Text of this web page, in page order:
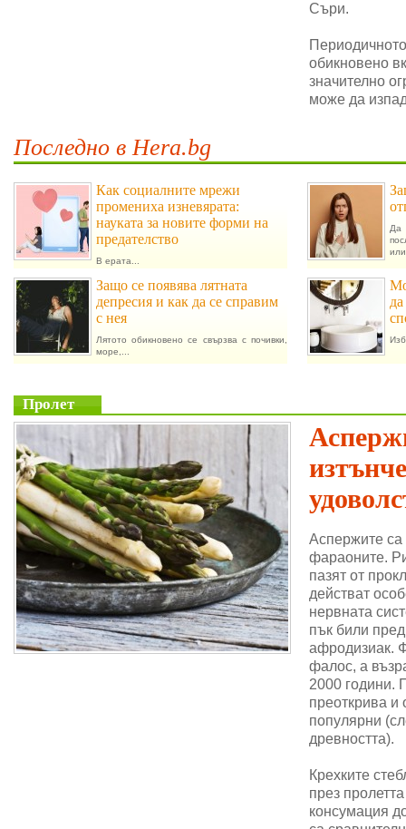
Съри.
обикновено
значително
може да
Последно в Hera.bg
Как социалните мрежи
промениха изневярата:
науката за новите форми на
предателство
В ерата...
Да
Защо се появява лятната
депресия и как да се справим
с нея
Лятото обикновено се свързва с почивки,
море,...
Пролет
Аспержите
фараоните.
пазят от
действат
нервната
пък били
афродизиак.
фалос, а
2000 години.
преоткрива и
популярни
древността).
Крехките
през
консумация